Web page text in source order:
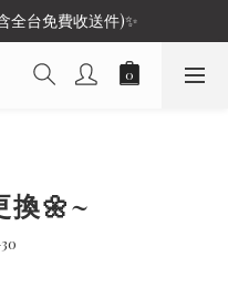
全台免費收送件)✨
換🌼~